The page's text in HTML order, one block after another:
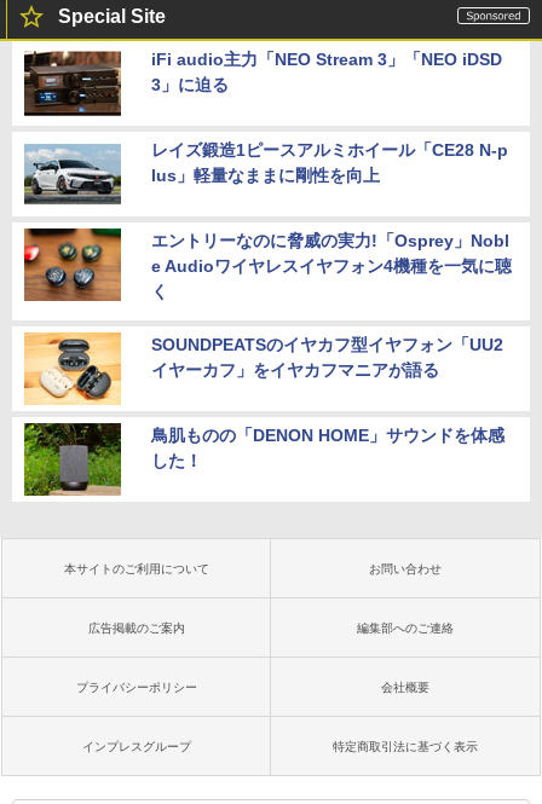
Special Site
iFi audio主力「NEO Stream 3」「NEO iDSD
3」に迫る
レイズ鍛造1ピースアルミホイール「CE28 N-p
lus」軽量なままに剛性を向上
エントリーなのに脅威の実力!「Osprey」Nobl
e Audioワイヤレスイヤフォン4機種を一気に聴
く
SOUNDPEATSのイヤカフ型イヤフォン「UU2
イヤーカフ」をイヤカフマニアが語る
鳥肌ものの「DENON HOME」サウンドを体感
した！
本サイトのご利用について お問い合わせ
広告掲載のご案内 編集部へのご連絡
プライバシーポリシー 会社概要
インプレスグループ 特定商取引法に基づく表示